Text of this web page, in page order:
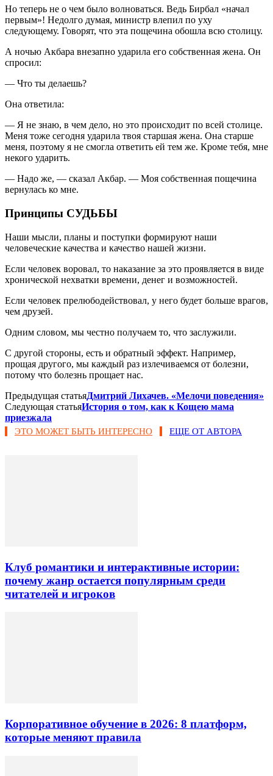
Но теперь не о чем было волноваться. Ведь Бирбал «начал
первым»! Недолго думая, министр влепил по уху
следующему. Говорят, что эта пощечина обошла всю столицу.
А ночью Акбара внезапно ударила его собственная жена. Он
спросил:
— Что ты делаешь?
Она ответила:
— Я не знаю, в чем дело, но это происходит по всей столице.
Меня тоже сегодня ударила твоя старшая жена. Она старше
меня, поэтому я не смогла ответить ей тем же. Кроме тебя, мне
некого ударить.
— Надо же, — сказал Акбар. — Моя собственная пощечина
вернулась ко мне.
Принципы СУДЬБЫ
Наши мысли, планы и поступки формируют наши
человеческие качества и качество нашей жизни.
Если человек воровал, то наказание за это проявляется в виде
хронической нехватки времени, денег и возможностей.
Если человек прелюбодействовал, у него будет больше врагов,
чем друзей.
Одним словом, мы честно получаем то, что заслужили.
С другой стороны, есть и обратный эффект. Например,
прощая другого, мы каждый раз излечиваемся от болезни,
потому что болезнь прощает нас.
Предыдущая статьяДмитрий Лихачев. «Мелочи поведения»
Следующая статьяИстория о том, как к Кощею мама
приезжала
ЭТО МОЖЕТ БЫТЬ ИНТЕРЕСНО ЕЩЕ ОТ АВТОРА
Клуб романтики и интерактивные истории:
почему жанр остается популярным среди
читателей и игроков
Корпоративное обучение в 2026: 8 платформ,
которые меняют правила